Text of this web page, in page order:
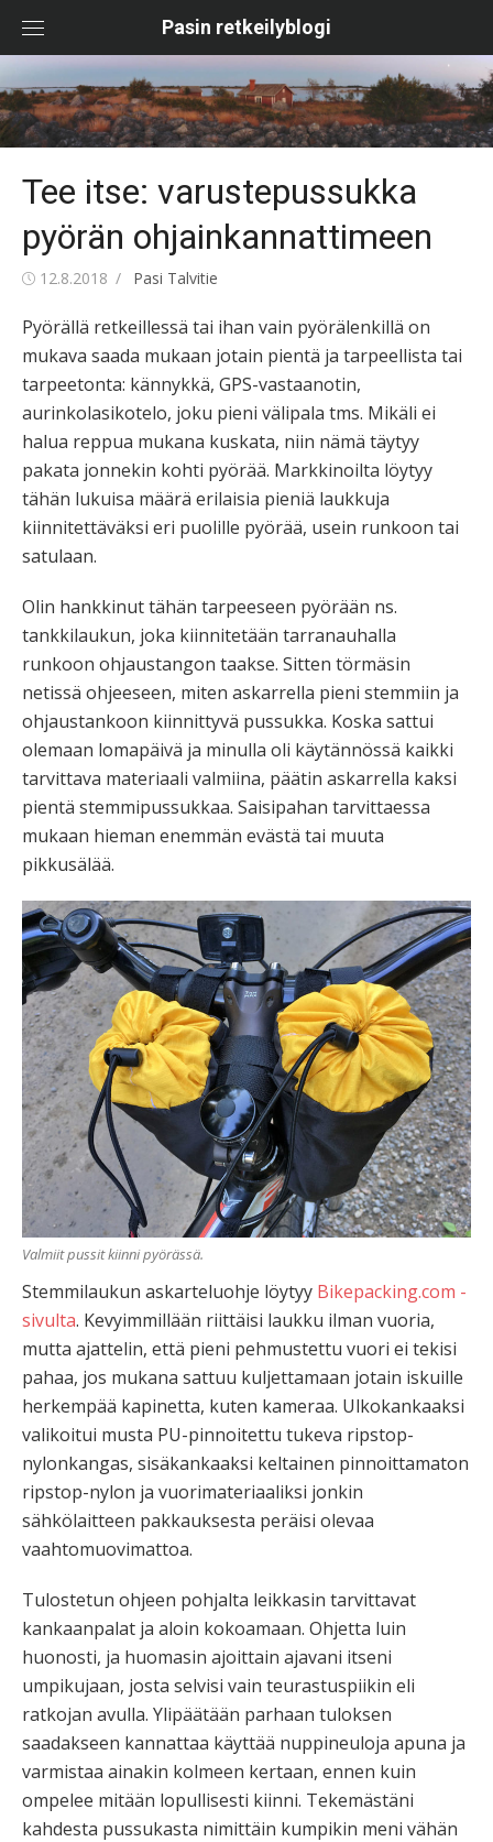
content
Pasin retkeilyblogi
Tee itse: varustepussukka
pyörän ohjainkannattimeen
Posted
12.8.2018 Author
Pasi Talvitie
Pyörällä retkeillessä tai ihan vain pyörälenkillä on
mukava saada mukaan jotain pientä ja tarpeellista tai
tarpeetonta: kännykkä, GPS-vastaanotin,
aurinkolasikotelo, joku pieni välipala tms. Mikäli ei
halua reppua mukana kuskata, niin nämä täytyy
pakata jonnekin kohti pyörää. Markkinoilta löytyy
tähän lukuisa määrä erilaisia pieniä laukkuja
kiinnitettäväksi eri puolille pyörää, usein runkoon tai
satulaan.
Olin hankkinut tähän tarpeeseen pyörään ns.
tankkilaukun, joka kiinnitetään tarranauhalla
runkoon ohjaustangon taakse. Sitten törmäsin
netissä ohjeeseen, miten askarrella pieni stemmiin ja
ohjaustankoon kiinnittyvä pussukka. Koska sattui
olemaan lomapäivä ja minulla oli käytännössä kaikki
tarvittava materiaali valmiina, päätin askarrella kaksi
pientä stemmipussukkaa. Saisipahan tarvittaessa
mukaan hieman enemmän evästä tai muuta
pikkusälää.
Valmiit pussit kiinni pyörässä.
Stemmilaukun askarteluohje löytyy Bikepacking.com -
sivulta. Kevyimmillään riittäisi laukku ilman vuoria,
mutta ajattelin, että pieni pehmustettu vuori ei tekisi
pahaa, jos mukana sattuu kuljettamaan jotain iskuille
herkempää kapinetta, kuten kameraa. Ulkokankaaksi
valikoitui musta PU-pinnoitettu tukeva ripstop-
nylonkangas, sisäkankaaksi keltainen pinnoittamaton
ripstop-nylon ja vuorimateriaaliksi jonkin
sähkölaitteen pakkauksesta peräisi olevaa
vaahtomuovimattoa.
Tulostetun ohjeen pohjalta leikkasin tarvittavat
kankaanpalat ja aloin kokoamaan. Ohjetta luin
huonosti, ja huomasin ajoittain ajavani itseni
umpikujaan, josta selvisi vain teurastuspiikin eli
ratkojan avulla. Ylipäätään parhaan tuloksen
saadakseen kannattaa käyttää nuppineuloja apuna ja
varmistaa ainakin kolmeen kertaan, ennen kuin
ompelee mitään lopullisesti kiinni. Tekemästäni
kahdesta pussukasta nimittäin kumpikin meni vähän